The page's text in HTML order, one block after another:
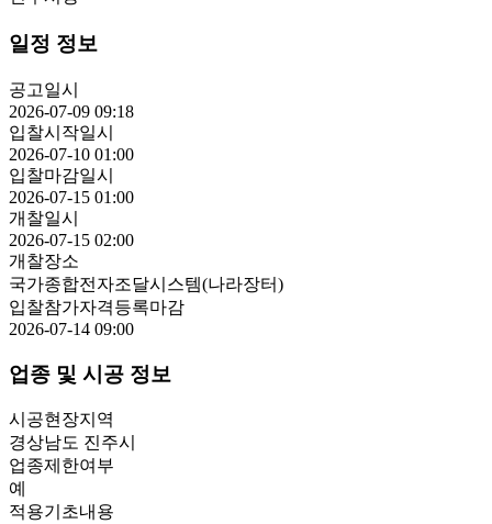
일정 정보
공고일시
2026-07-09 09:18
입찰시작일시
2026-07-10 01:00
입찰마감일시
2026-07-15 01:00
개찰일시
2026-07-15 02:00
개찰장소
국가종합전자조달시스템(나라장터)
입찰참가자격등록마감
2026-07-14 09:00
업종 및 시공 정보
시공현장지역
경상남도 진주시
업종제한여부
예
적용기초내용